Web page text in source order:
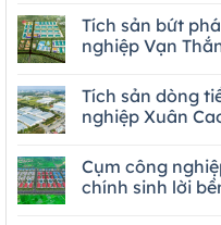
Tích sản bứt
nghiệp Vạn
Tích sản dòng
nghiệp Xuân
Cụm công
chính sinh lời